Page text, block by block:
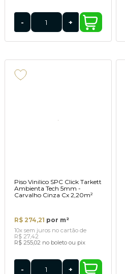
- +
Piso Vinilico SPC Click Tarkett
Ambienta Tech 5mm -
Carvalho Cinza Cx 2,20m²
R$ 274,21 por m²
10x sem juros no cartãode
R$ 27,42
R$ 255,02 no boleto ou pix
- +